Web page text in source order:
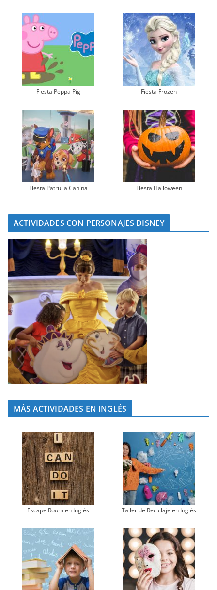
Fiesta Peppa Pig Fiesta Frozen
Fiesta Patrulla Canina Fiesta Halloween
ACTIVIDADES CON PERSONAJES DISNEY
MÁS ACTIVIDADES EN INGLÉS
Escape Room en Inglés Taller de Reciclaje en Inglés